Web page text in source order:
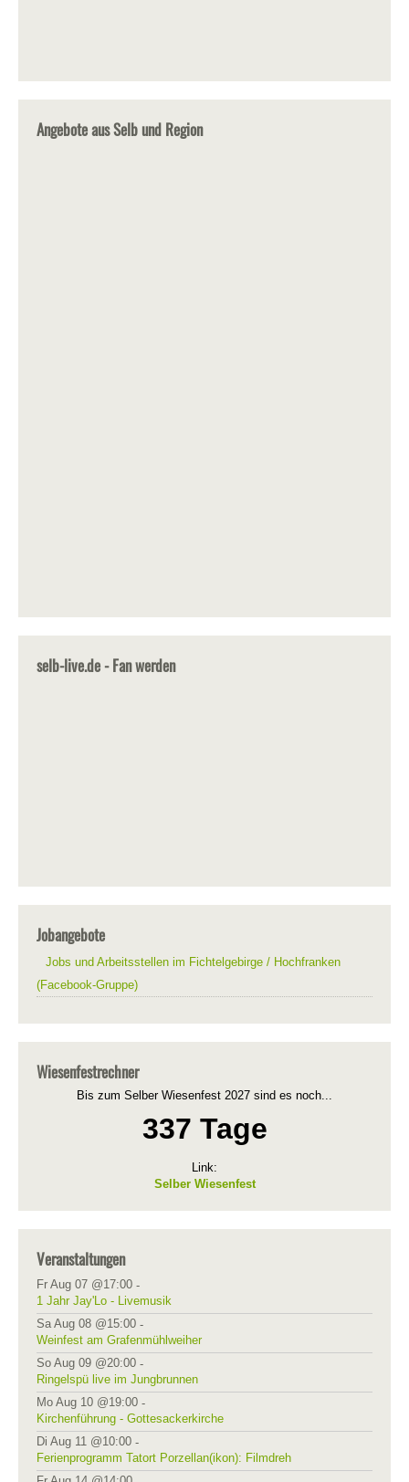
Angebote aus Selb und Region
selb-live.de - Fan werden
Jobangebote
Jobs und Arbeitsstellen im Fichtelgebirge / Hochfranken
(Facebook-Gruppe)
Wiesenfestrechner
Bis zum Selber Wiesenfest 2027 sind es noch...
337 Tage
Link:
Selber Wiesenfest
Veranstaltungen
Fr Aug 07 @17:00 -
1 Jahr Jay'Lo - Livemusik
Sa Aug 08 @15:00 -
Weinfest am Grafenmühlweiher
So Aug 09 @20:00 -
Ringelspü live im Jungbrunnen
Mo Aug 10 @19:00 -
Kirchenführung - Gottesackerkirche
Di Aug 11 @10:00 -
Ferienprogramm Tatort Porzellan(ikon): Filmdreh